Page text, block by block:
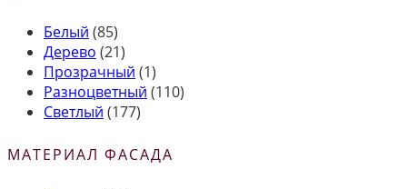
Белый (85)
Дерево (21)
Прозрачный (1)
Разноцветный (110)
Светлый (177)
МАТЕРИАЛ ФАСАДА